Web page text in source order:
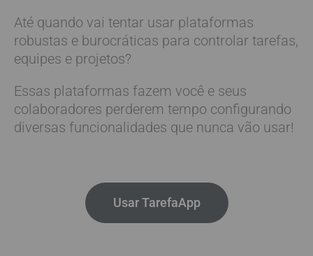
Até quando vai tentar usar plataformas
robustas e burocráticas para controlar tarefas,
equipes e projetos?
Essas plataformas fazem você e seus
colaboradores perderem tempo configurando
diversas funcionalidades que nunca vão usar!
Usar TarefaApp